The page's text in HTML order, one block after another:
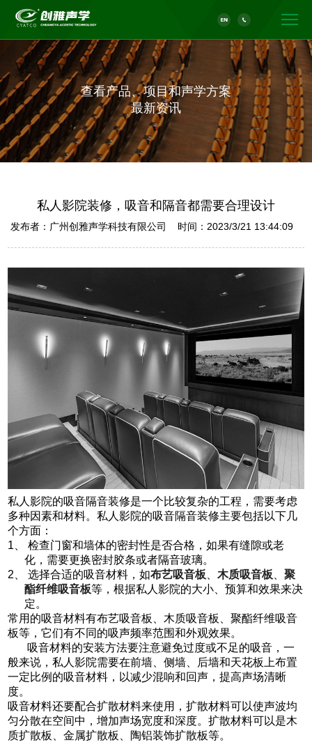
查看产品、项目和声学方案
最新资讯
私人影院装修，吸音和隔音都需要合理设计
发布者：广州创雅声学科技有限公司 时间：2023/3/21 13:44:09
私人影院的吸音隔音装修是一个比较复杂的工程，需要考虑
多种因素和材料。私人影院的吸音隔音装修主要包括以下几
个方面：
1、 检查门窗和墙体的密封性是否合格，如果有缝隙或老
化，需要更换密封胶条或者隔音玻璃。
2、 选择合适的吸音材料，如布艺吸音板 、木质吸音板 、聚
酯纤维吸音板等，根据私人影院的大小、预算和效果来决
定。
常用的吸音材料有布艺吸音板、木质吸音板、聚酯纤维吸音
板等，它们有不同的吸声频率范围和外观效果。
吸音材料的安装方法要注意避免过度或不足的吸音，一
般来说，私人影院需要在前墙、侧墙、后墙和天花板上布置
一定比例的吸音材料，以减少混响和回声，提高声场清晰
度。
吸音材料还要配合扩散材料来使用，扩散材料可以使声波均
匀分散在空间中，增加声场宽度和深度。扩散材料可以是木
质扩散板、金属扩散板、陶铝装饰扩散板等。